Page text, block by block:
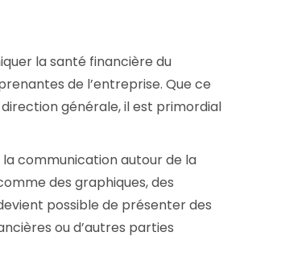
la santé financière du
de l’entreprise. Que ce
générale, il est primordial
communicationautour de la
des graphiques, des
possible de présenter des
ou d’autres parties